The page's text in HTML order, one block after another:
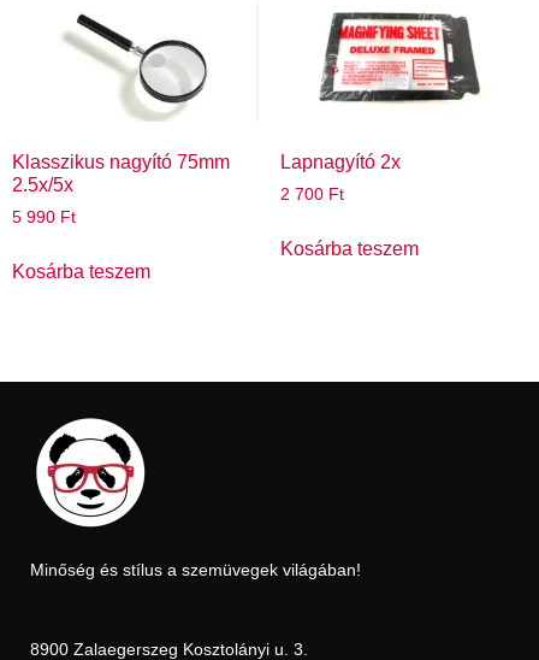
Klasszikus nagyító 75mm
2.5x/5x
5 990 Ft
Kosárba teszem
Lapnagyító 2x
2 700 Ft
Kosárba teszem
Minőség és stílus a szemüvegek világában!
8900 Zalaegerszeg Kosztolányi u. 3.